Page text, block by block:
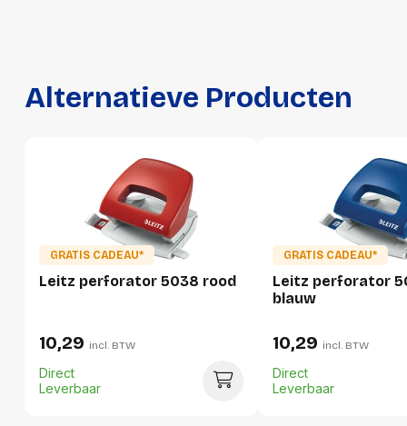
Breedte:
327 millimeter
7250 gram
Alternatieve Producten
GRATIS CADEAU*
Leitz perforator 5038 rood
10,29 incl. BTW
Direct
Leverbaar
GRATIS CADEAU*
Leitz perforator
blauw
10,29 incl. BTW
Direct
Leverbaar